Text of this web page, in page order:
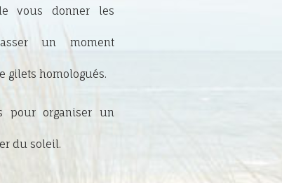
vous donner les
un moment
gilets homologués.
pour organiser un
du soleil.